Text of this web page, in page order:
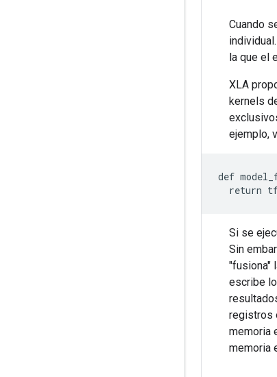
Cuando
la que el
XLA
kernels
ejemplo,
def
Si se
Sin
"fusiona"
escribe
registros
memoria
memoria